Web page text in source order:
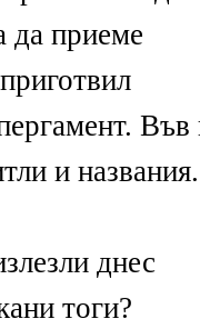
да приеме
Във
и названия.
днес
тоги?